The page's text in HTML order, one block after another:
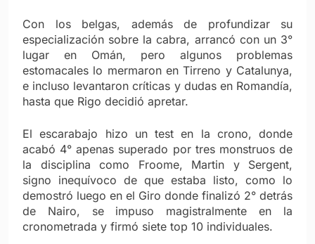
Con los belgas, además de profundizar su
especialización sobre la cabra, arrancó con un 3°
lugar en Omán, pero algunos problemas
estomacales lo mermaron en Tirreno y Catalunya,
e incluso levantaron críticas y dudas en Romandía,
hasta que Rigo decidió apretar.
El escarabajo hizo un test en la crono, donde
acabó 4° apenas superado por tres monstruos de
la disciplina como Froome, Martin y Sergent,
signo inequívoco de que estaba listo, como lo
demostró luego en el Giro donde finalizó 2° detrás
de Nairo, se impuso magistralmente en la
cronometrada y firmó siete top 10 individuales.